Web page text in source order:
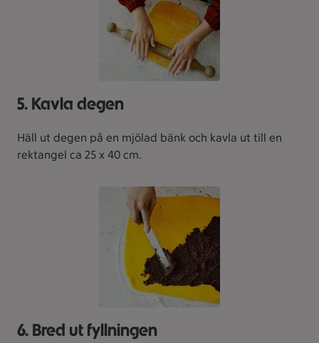
5. Kavla degen
Häll ut degen på en mjölad bänk och kavla ut till en
rektangel ca 25 x 40 cm.
6. Bred ut fyllningen